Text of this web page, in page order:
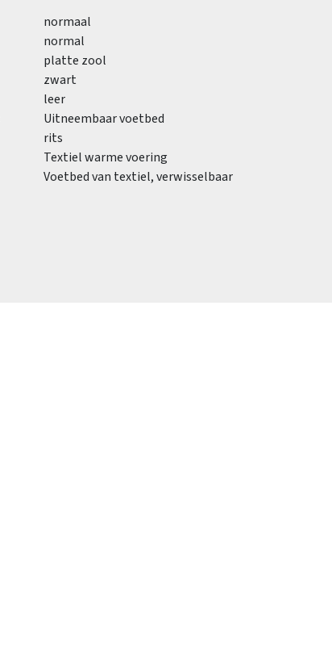
normaal
normal
platte zool
zwart
leer
Uitneembaar voetbed
rits
Textiel warme voering
Voetbed van textiel, verwisselbaar